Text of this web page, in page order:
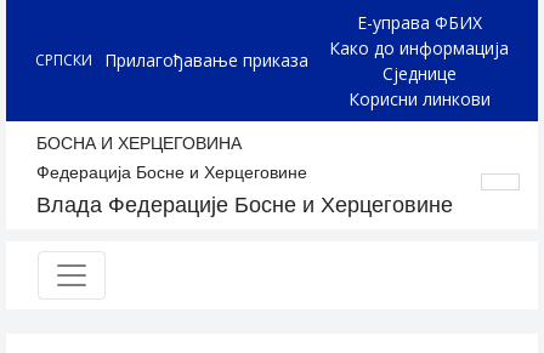
СРПСКИ Прилагођавање приказа
Е-управа ФБИХ
Како до информација
Сједнице
Корисни линкови
БОСНА И ХЕРЦЕГОВИНА
Федерација Босне и Херцеговине
Влада Федерације Босне и Херцеговине